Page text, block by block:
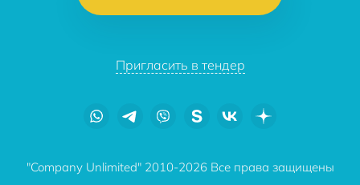
Пригласить в тендер
"Company Unlimited" 2010-2026 Все права защищены